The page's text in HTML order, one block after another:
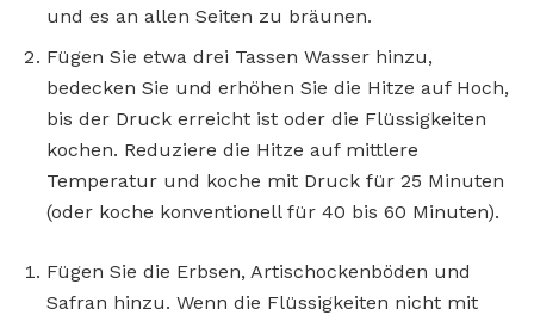
und es an allen Seiten zu bräunen.
Fügen Sie etwa drei Tassen Wasser hinzu,
bedecken Sie und erhöhen Sie die Hitze auf Hoch,
bis der Druck erreicht ist oder die Flüssigkeiten
kochen. Reduziere die Hitze auf mittlere
Temperatur und koche mit Druck für 25 Minuten
(oder koche konventionell für 40 bis 60 Minuten).
Fügen Sie die Erbsen, Artischockenböden und
Safran hinzu. Wenn die Flüssigkeiten nicht mit